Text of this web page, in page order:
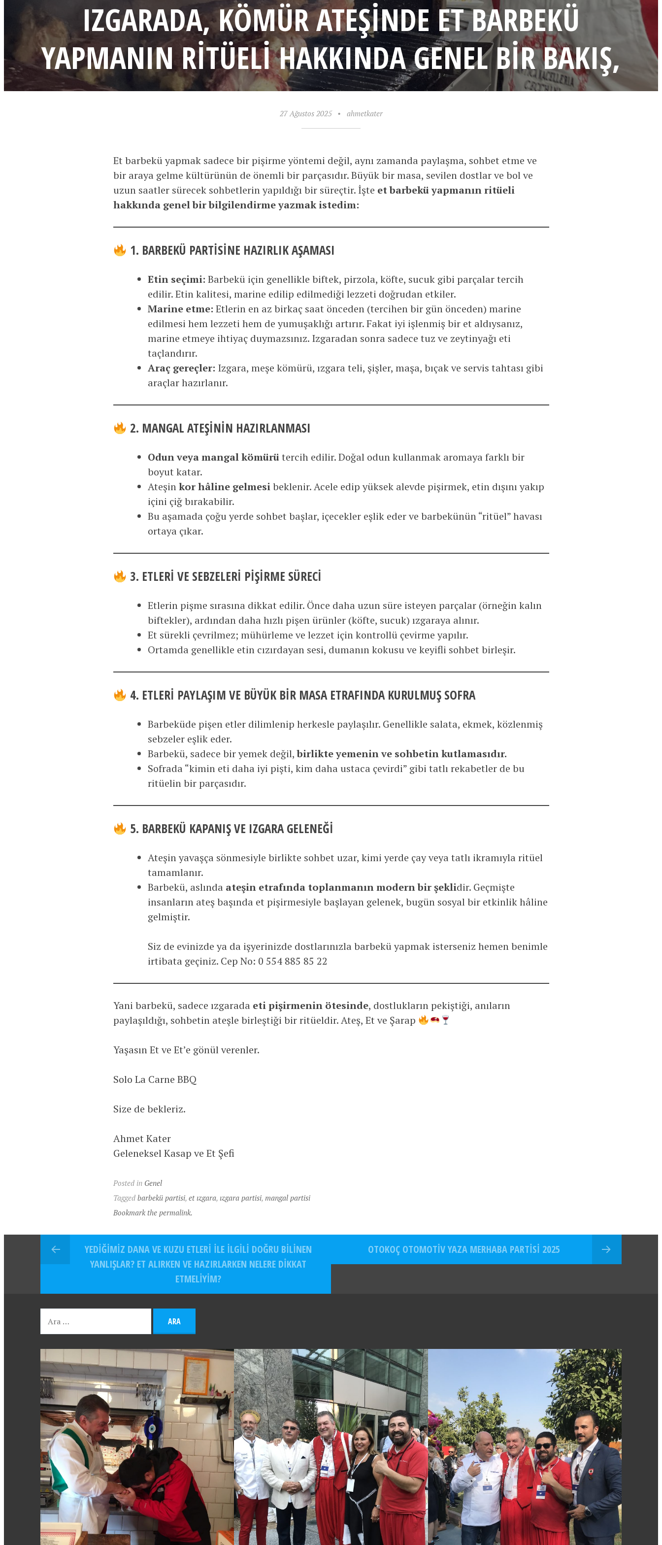
IZGARADA, KÖMÜR ATEŞINDE ET BARBEKÜ
YAPMANIN RITÜELI HAKKINDA GENEL BIR BAKIŞ,
27 Ağustos 2025 • ahmetkater
Et barbekü yapmak sadece bir pişirme yöntemi değil, aynı zamanda paylaşma, sohbet etme ve
bir araya gelme kültürünün de önemli bir parçasıdır. Büyük bir masa, sevilen dostlar ve bol ve
uzun saatler sürecek sohbetlerin yapıldığı bir süreçtir. İşte et barbekü yapmanın ritüeli
hakkında genel bir bilgilendirmeyazmak istedim:
1. BARBEKÜ PARTISINE HAZIRLIK AŞAMASI
Etin seçimi: Barbekü için genellikle biftek, pirzola, köfte, sucuk gibi parçalar tercih
edilir. Etin kalitesi, marine edilip edilmediği lezzeti doğrudan etkiler.
Marine etme: Etlerin en az birkaç saat önceden (tercihen bir gün önceden) marine
edilmesi hem lezzeti hem de yumuşaklığı artırır. Fakat iyi işlenmiş bir et aldıysanız,
marine etmeye ihtiyaç duymazsınız. Izgaradan sonra sadece tuz ve zeytinyağı eti
taçlandırır.
Araç gereçler: Izgara, meşe kömürü, ızgara teli, şişler, maşa, bıçak ve servis tahtası gibi
araçlar hazırlanır.
2. MANGAL ATEŞININ HAZIRLANMASI
Odun veya mangal kömürütercih edilir. Doğal odun kullanmak aromaya farklı bir
boyut katar.
Ateşinkor hâline gelmesibeklenir. Acele edip yüksek alevde pişirmek, etin dışını yakıp
içini çiğ bırakabilir.
Bu aşamada çoğu yerde sohbet başlar, içecekler eşlik eder ve barbekünün “ritüel” havası
ortaya çıkar.
3. ETLERI VE SEBZELERI PIŞIRME SÜRECI
Etlerin pişme sırasına dikkat edilir. Önce daha uzun süre isteyen parçalar (örneğin kalın
biftekler), ardından daha hızlı pişen ürünler (köfte, sucuk) ızgaraya alınır.
Et sürekli çevrilmez; mühürleme ve lezzet için kontrollü çevirme yapılır.
Ortamda genellikle etin cızırdayan sesi, dumanın kokusu ve keyifli sohbet birleşir.
4. ETLERI PAYLAŞIM VE BÜYÜK BIR MASA ETRAFINDA KURULMUŞ SOFRA
Barbeküde pişen etler dilimlenip herkesle paylaşılır. Genellikle salata, ekmek, közlenmiş
sebzeler eşlik eder.
Barbekü, sadece bir yemek değil,birlikte yemenin ve sohbetin kutlamasıdır.
Sofrada “kimin eti daha iyi pişti, kim daha ustaca çevirdi” gibi tatlı rekabetler de bu
ritüelin bir parçasıdır.
5. BARBEKÜ KAPANIŞ VE IZGARA GELENEĞI
Ateşin yavaşça sönmesiyle birlikte sohbet uzar, kimi yerde çay veya tatlı ikramıyla ritüel
tamamlanır.
Barbekü, aslında ateşin etrafında toplanmanın modern bir şeklidir. Geçmişte
insanların ateş başında et pişirmesiyle başlayan gelenek, bugün sosyal bir etkinlik hâline
gelmiştir.
Siz de evinizde ya da işyerinizde dostlarınızla barbekü yapmak isterseniz hemen benimle
irtibata geçiniz. Cep No: 0 554 885 85 22
Yani barbekü, sadece ızgarada eti pişirmenin ötesinde, dostlukların pekiştiği, anıların
paylaşıldığı, sohbetin ateşle birleştiği bir ritüeldir. Ateş, Et ve Şarap
Yaşasın Et ve Et’e gönül verenler.
Solo La Carne BBQ
Size de bekleriz.
Ahmet Kater
Geleneksel Kasap ve Et Şefi
Posted in Genel
Tagged barbekü partisi, et ızgara, ızgara partisi, mangal partisi
Bookmark the permalink.
YEDIĞIMIZ DANA VE KUZU ETLERI ILE ILGILI DOĞRU BILINEN
YANLIŞLAR? ET ALIRKEN VE HAZIRLARKEN NELERE DIKKAT
ETMELIYIM?
OTOKOÇ OTOMOTIV YAZA MERHABA PARTISI 2025